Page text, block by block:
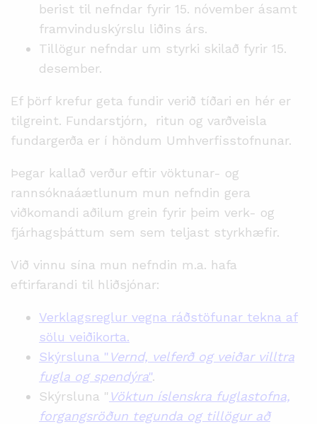
berist til nefndar fyrir 15. nóvember ásamt
framvinduskýrslu liðins árs.
Tillögur nefndar um styrki skilað fyrir 15.
desember.
Ef þörf krefur geta fundir verið tíðari en hér er
tilgreint. Fundarstjórn, ritun og varðveisla
fundargerða er í höndum Umhverfisstofnunar.
Þegar kallað verður eftir vöktunar- og
rannsóknaáætlunum mun nefndin gera
viðkomandi aðilum grein fyrir þeim verk- og
fjárhagsþáttum sem sem teljast styrkhæfir.
Við vinnu sína mun nefndin m.a. hafa
eftirfarandi til hliðsjónar:
Verklagsreglur vegna ráðstöfunar tekna af
sölu veiðikorta.
Skýrsluna " Vernd, velferð og veiðar villtra
fugla og spendýra".
Skýrsluna " Vöktun íslenskra fuglastofna,
forgangsröðun tegunda og tillögur að